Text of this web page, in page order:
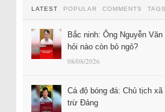
LATEST POPULAR COMMENTS TAGS
Bắc ninh: Ông Nguyễn
hỏi nào còn bỏ ngỏ?
08/08/2026
Cá độ bóng đá: Chủ tịch xã
trừ Đảng